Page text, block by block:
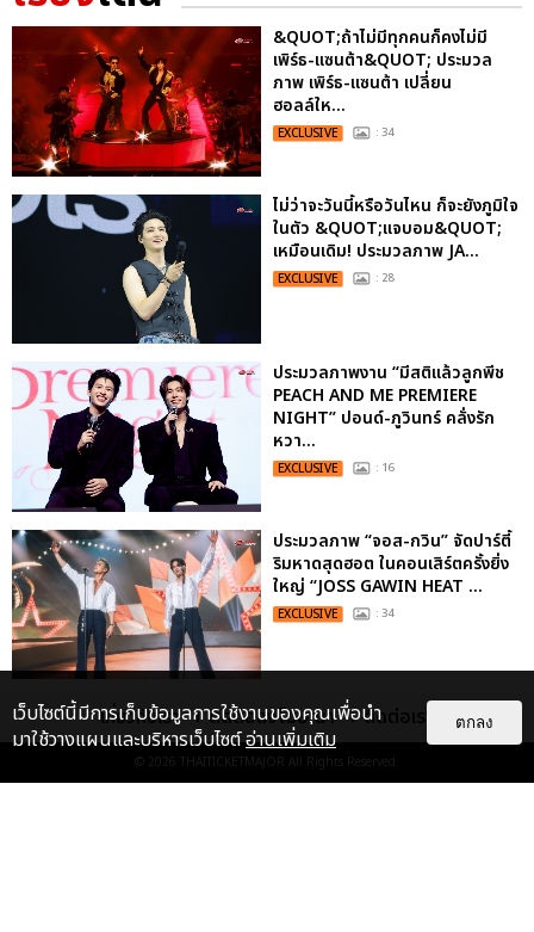
&QUOT;ถ้าไม่มีทุกคนก็คงไม่มี
เพิร์ธ-แซนต้า&QUOT; ประมวล
ภาพ เพิร์ธ-แซนต้า เปลี่ยน
ฮอลล์ให...
EXCLUSIVE : 34
ไม่ว่าจะวันนี้หรือวันไหน ก็จะยังภูมิใจ
ในตัว &QUOT;แจบอม&QUOT;
เหมือนเดิม! ประมวลภาพ JA...
EXCLUSIVE : 28
ประมวลภาพงาน “มีสติแล้วลูกพีช
PEACH AND ME PREMIERE
NIGHT” ปอนด์-ภูวินทร์ คลั่งรัก
หวา...
EXCLUSIVE : 16
ประมวลภาพ “จอส-กวิน” จัดปาร์ตี้
ริมหาดสุดฮอต ในคอนเสิร์ตครั้งยิ่ง
ใหญ่ “JOSS GAWIN HEAT ...
EXCLUSIVE : 34
“ช่วงเวลาที่ไม่ได้เจอกันพิสูจน์แล้วว่า
รักแท้จะไม่มีวันจางหาย” ประมวล
ภาพ JAEHYUN กับแฟน...
EXCLUSIVE : 10
เกี่ยวกับเรา ติดต่อลงโฆษณา ติดต่อเรา
© 2026 THAITICKETMAJOR All Rights Reserved.
เว็บไซต์นี้มีการเก็บข้อมูลการใช้งานของคุณเพื่อนำ
มาใช้วางแผนและบริหารเว็บไซต์อ่านเพิ่มเติม
ตกลง